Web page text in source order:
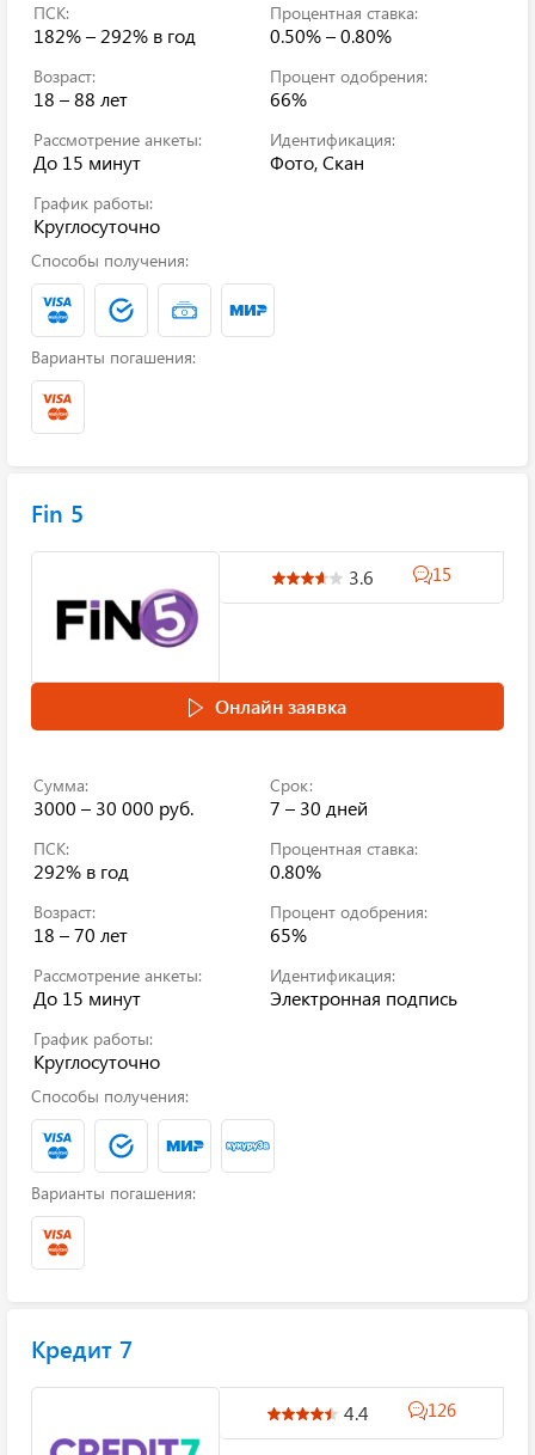
ПСК:
182% – 292% в год
Процентная ставка:
0.50% – 0.80%
Возраст:
18 – 88 лет
Процент одобрения:
66%
Рассмотрение анкеты:
До 15 минут
Идентификация:
Фото, Скан
График работы:
Круглосуточно
Способы получения:
Варианты погашения:
Fin 5
3.6 15
Онлайн заявка
Сумма:
3000 – 30 000 руб.
Срок:
7 – 30 дней
ПСК:
292% в год
Процентная ставка:
0.80%
Возраст:
18 – 70 лет
Процент одобрения:
65%
Рассмотрение анкеты:
До 15 минут
Идентификация:
Электронная подпись
График работы:
Круглосуточно
Способы получения:
Варианты погашения:
Кредит 7
4.4 126